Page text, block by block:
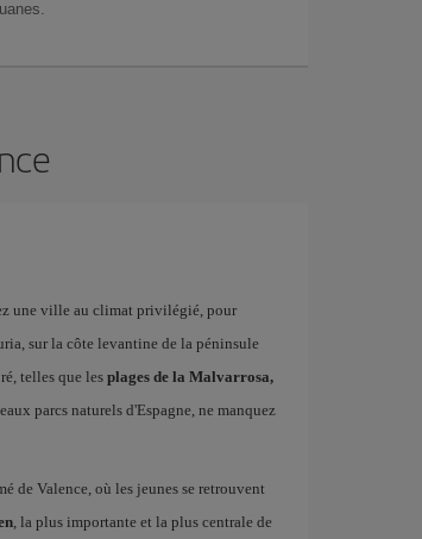
une ville au climat privilégié, pour
sur la côte levantine de la péninsule
telles que lesplages de la Malvarrosa,
parcs naturels d'Espagne, ne manquez
de Valence, où les jeunes se retrouvent
, la plus importante et la plus centrale de